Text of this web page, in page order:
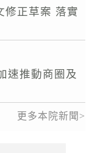
修正草案 落實
速推動商圈及
更多本院新聞